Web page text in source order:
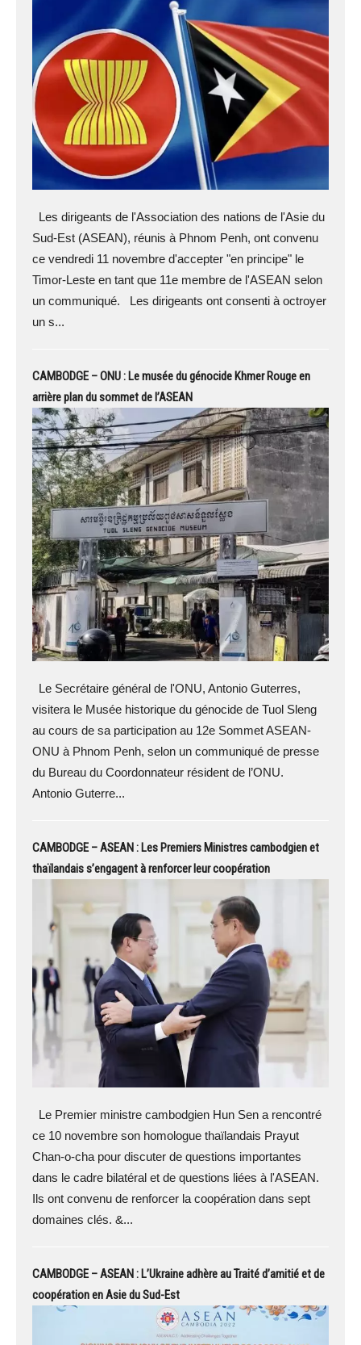
Les dirigeants de l'Association des nations de l'Asie du
Sud-Est (ASEAN), réunis à Phnom Penh, ont convenu
ce vendredi 11 novembre d'accepter "en principe" le
Timor-Leste en tant que 11e membre de l'ASEAN selon
un communiqué. Les dirigeants ont consenti à octroyer
un s...
CAMBODGE – ONU : Le musée du génocide Khmer Rouge en
arrière plan du sommet de l’ASEAN
Le Secrétaire général de l'ONU, Antonio Guterres,
visitera le Musée historique du génocide de Tuol Sleng
au cours de sa participation au 12e Sommet ASEAN-
ONU à Phnom Penh, selon un communiqué de presse
du Bureau du Coordonnateur résident de l’ONU.
Antonio Guterre...
CAMBODGE – ASEAN : Les Premiers Ministres cambodgien et
thaïlandais s’engagent à renforcer leur coopération
Le Premier ministre cambodgien Hun Sen a rencontré
ce 10 novembre son homologue thaïlandais Prayut
Chan-o-cha pour discuter de questions importantes
dans le cadre bilatéral et de questions liées à l'ASEAN.
Ils ont convenu de renforcer la coopération dans sept
domaines clés. &...
CAMBODGE – ASEAN : L’Ukraine adhère au Traité d’amitié et de
coopération en Asie du Sud-Est